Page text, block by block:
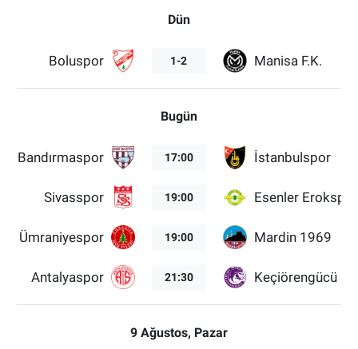
Dün
Boluspor 1-2 Manisa F.K.
Bugün
Bandırmaspor 17:00 İstanbulspor
Sivasspor 19:00 Esenler Erokspor
Ümraniyespor 19:00 Mardin 1969
Antalyaspor 21:30 Keçiörengücü
9 Ağustos, Pazar